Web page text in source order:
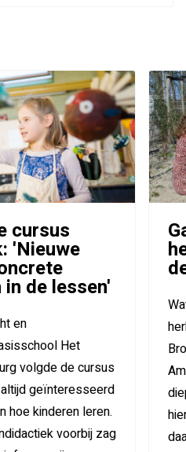
cursus
'Nieuwe
de lessen'
en
Het
volgde de cursus
geïnteresseerd
hoe kinderen leren.
voorbij zag